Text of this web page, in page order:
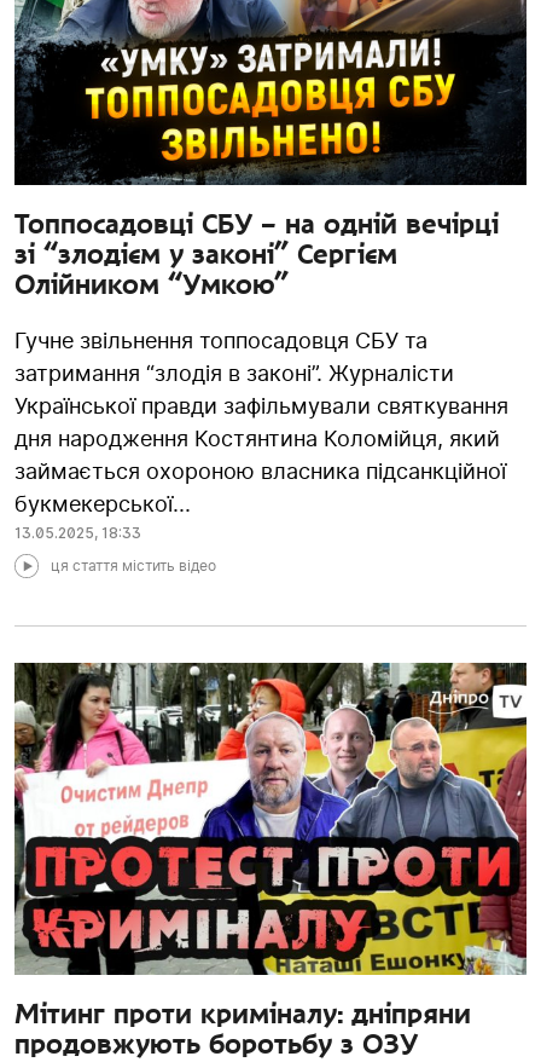
Топпосадовці СБУ – на одній вечірці
зі “злодієм у законі” Сергієм
Олійником “Умкою”
Гучне звільнення топпосадовця СБУ та
затримання “злодія в законі”. Журналісти
Української правди зафільмували святкування
дня народження Костянтина Коломійця, який
займається охороною власника підсанкційної
букмекерської...
13.05.2025, 18:33
ця стаття містить відео
Мітинг проти криміналу: дніпряни
продовжують боротьбу з ОЗУ